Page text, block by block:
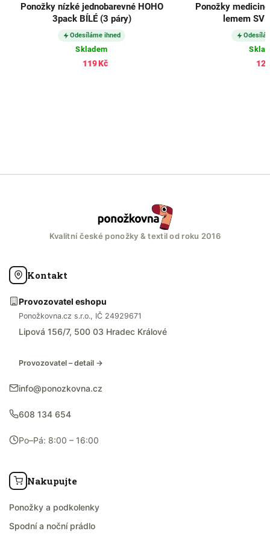
Ponožky nízké jednobarevné HOHO
3pack BÍLÉ (3 páry)
Odesíláme ihned
Skladem
119 Kč
Ponožky
lemem
Kvalitní české ponožky & textil od roku 2016
Kontakt
Provozovatel eshopu
Ponožkovna.cz s.r.o., IČ 24929671
Lipová 156/7, 500 03 Hradec Králové
Provozovatel – detail →
info@ponozkovna.cz
608 134 654
Po–Pá: 8:00 – 16:00
Nakupujte
Ponožky a podkolenky
Spodní a noční prádlo